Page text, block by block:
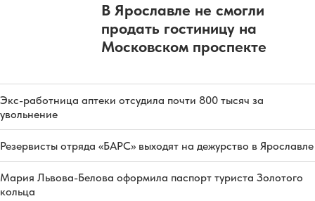
В Ярославле не смогли
продать гостиницу на
Московском проспекте
Экс-работница аптеки отсудила почти 800 тысяч за
увольнение
Резервисты отряда «БАРС» выходят на дежурство в Ярославле
Мария Львова-Белова оформила паспорт туриста Золотого
кольца